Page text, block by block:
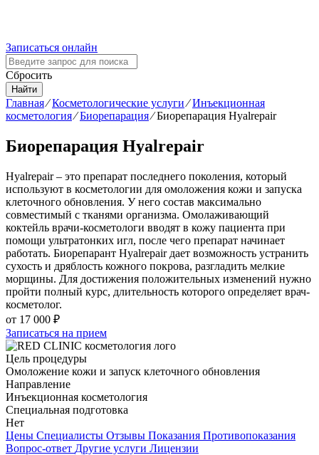
Записаться онлайн
Сбросить
Найти
Главная⁄Косметологические услуги⁄Инъекционная
косметология⁄Биорепарация⁄Биорепарация Hyalrepair
Биорепарация Hyalrepair
Hyalrepair – это препарат последнего поколения, который
используют в косметологии для омоложения кожи и запуска
клеточного обновления. У него состав максимально
совместимый с тканями организма. Омолаживающий
коктейль врачи-косметологи вводят в кожу пациента при
помощи ультратонких игл, после чего препарат начинает
работать. Биорепарант Hyalrepair дает возможность устранить
сухость и дряблость кожного покрова, разгладить мелкие
морщины. Для достижения положительных изменений нужно
пройти полный курс, длительность которого определяет врач-
косметолог.
от 17 000 ₽
Записаться на прием
Цель процедуры
Омоложение кожи и запуск клеточного обновления
Направление
Инъекционная косметология
Специальная подготовка
Нет
Цены Специалисты Отзывы Показания Противопоказания
Вопрос-ответ Другие услуги Лицензии